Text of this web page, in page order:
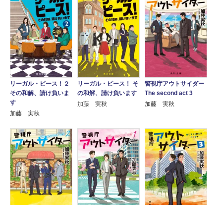
リーガル・ピース！２
その和解、請け負いま
す
加藤 実秋
リーガル・ピース！ そ
の和解、請け負います
加藤 実秋
警視庁アウトサイダー
The second act 3
加藤 実秋